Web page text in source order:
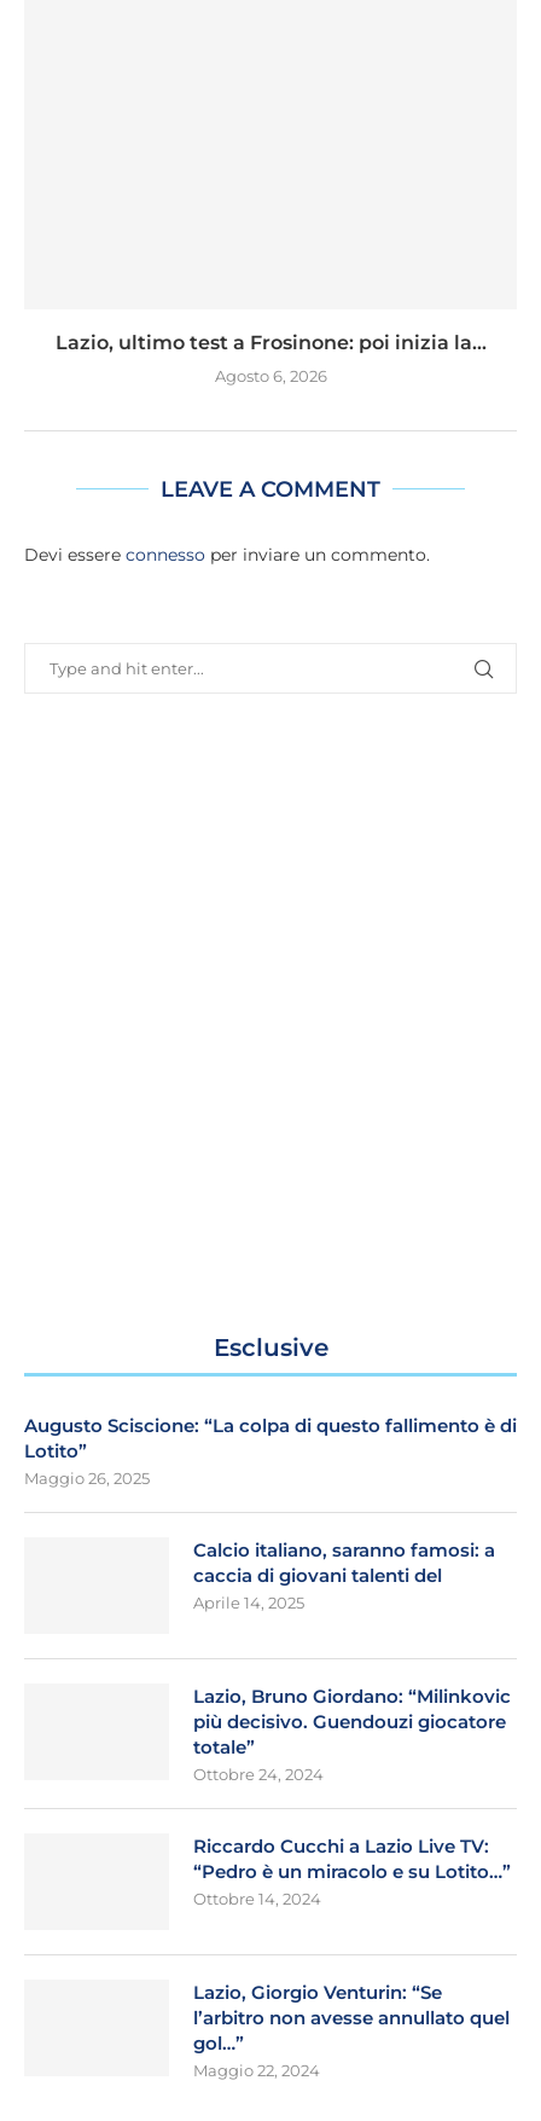
Lazio, ultimo test a Frosinone: poi inizia la...
Agosto 6, 2026
LEAVE A COMMENT
Devi essere connesso per inviare un commento.
Esclusive
Augusto Sciscione: “La colpa di questo fallimento è di
Lotito”
Maggio 26, 2025
Calcio italiano, saranno famosi: a
caccia di giovani talenti del
Aprile 14, 2025
Lazio, Bruno Giordano: “Milinkovic
più decisivo. Guendouzi giocatore
totale”
Ottobre 24, 2024
Riccardo Cucchi a Lazio Live TV:
“Pedro è un miracolo e su Lotito…”
Ottobre 14, 2024
Lazio, Giorgio Venturin: “Se
l’arbitro non avesse annullato quel
gol…”
Maggio 22, 2024